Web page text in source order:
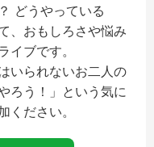
どうやっている
、おもしろさや悩み
イブです。
いられないお二人の
ろう！」という気に
ください。